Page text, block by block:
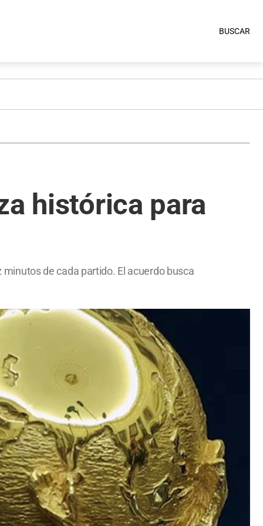
BUSCAR
histórica para
de cada partido. El acuerdo busca